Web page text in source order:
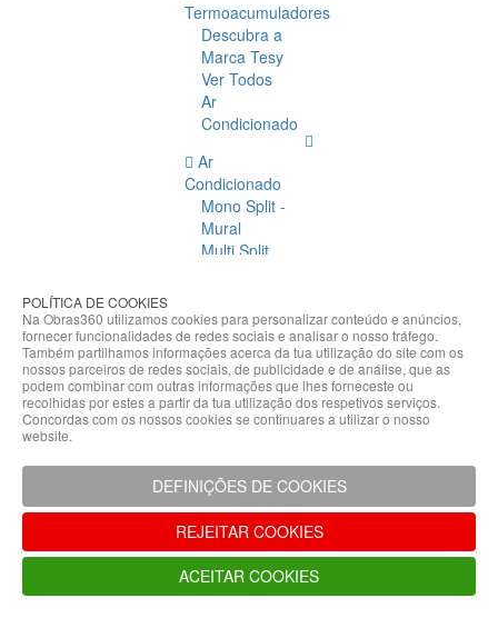
Termoacumuladores
Descubra a
Marca Tesy
Ver Todos
Ar
Condicionado
Ar
Condicionado
Mono Split -
Mural
Multi Split
Condicionado
Acessórios
Climatização
Acessórios
Climatização
Hidráulicas
Controladores
Fixações e
Acessórios
Isolamento
para
Tubagem
POLÍTICA DE COOKIES
Na Obras360 utilizamos cookies para personalizar conteúdo e anúncios,
fornecer funcionalidades de redes sociais e analisar o nosso tráfego.
Também partilhamos informações acerca da tua utilização do site com os
nossos parceiros de redes sociais, de publicidade e de análise, que as
podem combinar com outras informações que lhes forneceste ou
recolhidas por estes a partir da tua utilização dos respetivos serviços.
Concordas com os nossos cookies se continuares a utilizar o nosso
website.
DEFINIÇÕES DE COOKIES
REJEITAR COOKIES
ACEITAR COOKIES